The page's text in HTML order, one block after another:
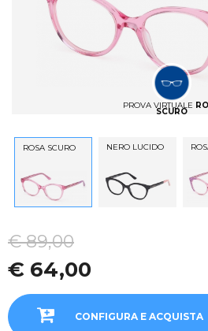
PROVA VIRTUALE
SCURO
ROSA SCURO NERO LUCIDO
€ 89,00
€ 64,00
CONFIGURA E ACQUISTA